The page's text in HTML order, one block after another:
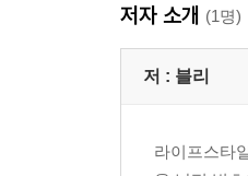
브롬톤과 함께 우
TRAVEL with
INTERVIEW : 강
시작했습니다,
저자 소개 (1명)
저 : 블리
라이프스타